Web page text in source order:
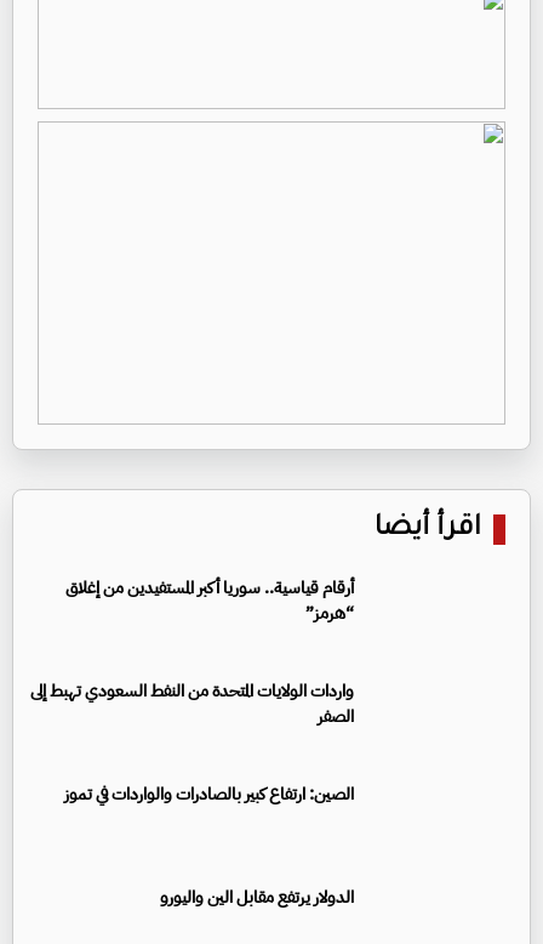
اقرأ أيضا
أرقام قياسية.. سوريا أكبر المستفيدين من إغلاق
“هرمز”
واردات الولايات المتحدة من النفط السعودي تهبط إلى
الصفر
الصين: ارتفاع كبير بالصادرات والواردات في تموز
الدولار يرتفع مقابل الين واليورو